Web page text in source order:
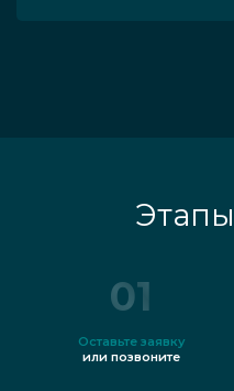
01
Оставьте заявку
или позвоните